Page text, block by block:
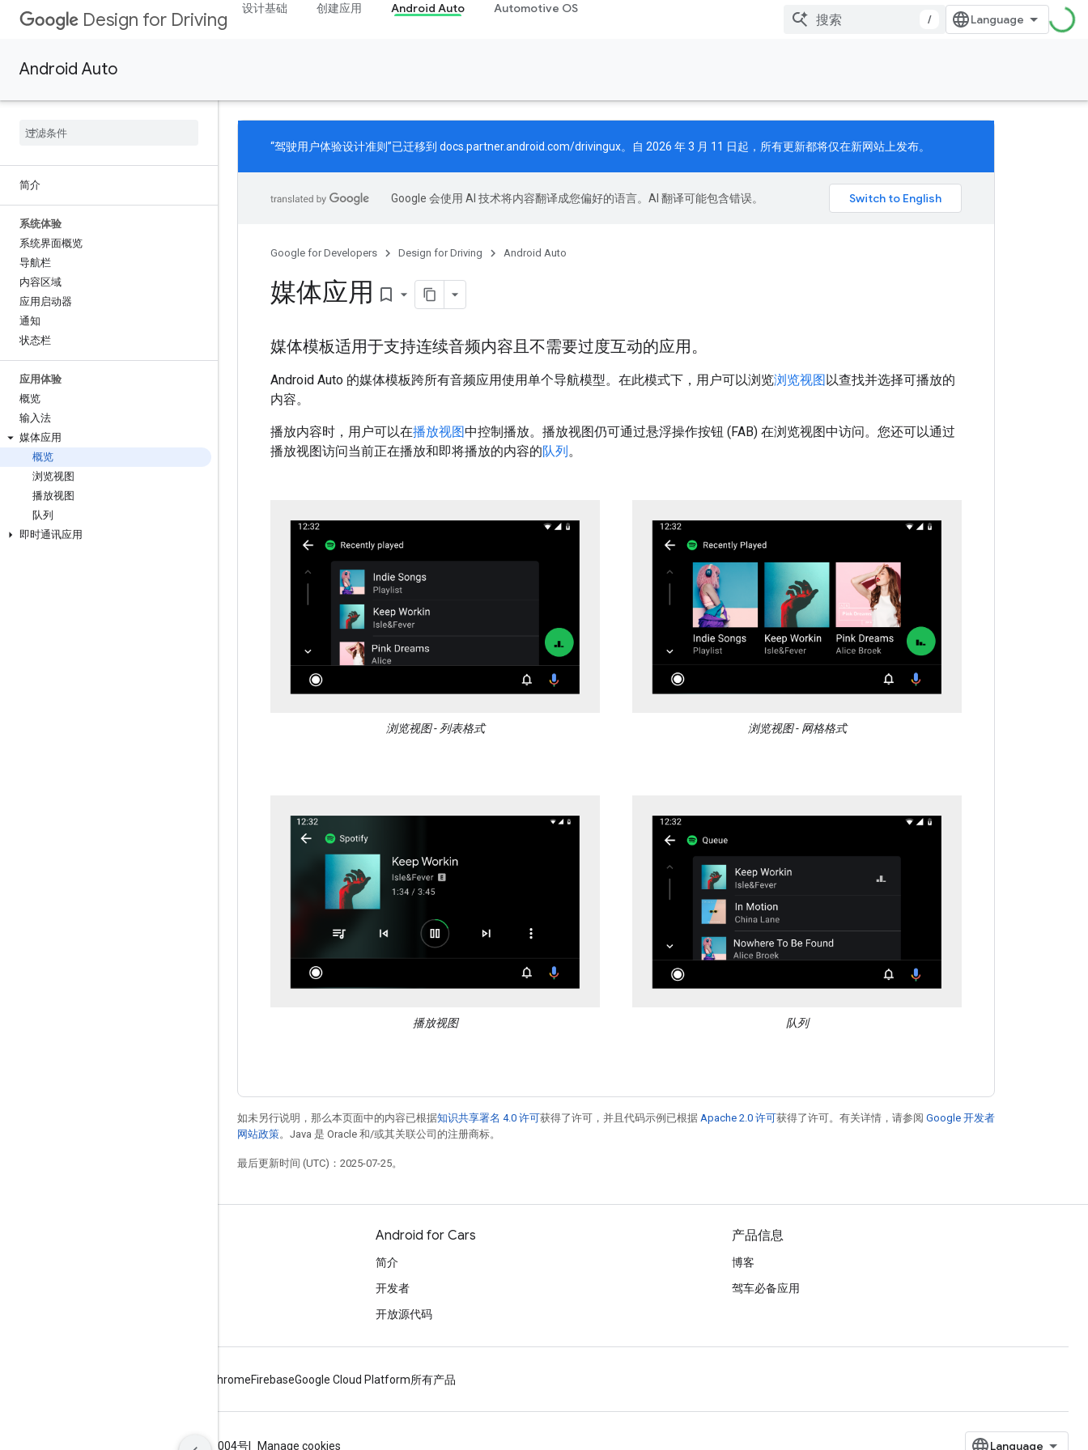
Design for Driving
设计基础 创建应用 Android Auto Automotive OS
/
Android Auto
简介
系统体验
系统界面概览
导航栏
内容区域
应用启动器
通知
状态栏
应用体验
概览
输入法
媒体应用
概览
浏览视图
播放视图
队列
即时通讯应用
“驾驶用户体验设计准则”已迁移到 docs.partner.android.com/drivingux。自 2026 年 3 月 11 日起，所有更新都将仅在新网站上发布。
Google 会使用 AI 技术将内容翻译成您偏好的语言。AI 翻译可能包含错误。
Google for Developers Design for Driving Android Auto
媒体应用 bookmark_border
媒体模板适用于支持连续音频内容且不需要过度互动的应用。
Android Auto 的媒体模板跨所有音频应用使用单个导航模型。在此模式下，用户可以浏览浏览视图以查找并选择可播放的
内容。
播放内容时，用户可以在播放视图中控制播放。播放视图仍可通过悬浮操作按钮 (FAB) 在浏览视图中访问。您还可以通过
播放视图访问当前正在播放和即将播放的内容的队列。
浏览视图 - 列表格式 浏览视图 - 网格格式
播放视图 队列
如未另行说明，那么本页面中的内容已根据知识共享署名 4.0 许可获得了许可，并且代码示例已根据 Apache 2.0 许可获得了许可。有关详情，请参阅 Google 开发者
网站政策。Java 是 Oracle 和/或其关联公司的注册商标。
最后更新时间 (UTC)：2025-07-25。
Android for Cars
简介
开发者
开放源代码
产品信息
博客
驾车必备应用
ChromeFirebaseGoogle Cloud Platform所有产品
ICP证合字B2-20070004号 Manage cookies